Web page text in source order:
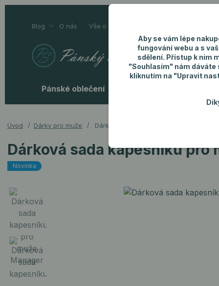
Blog O nás Vše o nákupu
Pánské oblečení
Úvod Dárky pro muže Dárková sada kapesníku pro muže
Dárková sada kapesníku pro
Novinka
Aby se vám lépe
fungování webu a s
sdělení. Přístup k nim
"Souhlasím" nám dáváte
kliknutím na "Upravit